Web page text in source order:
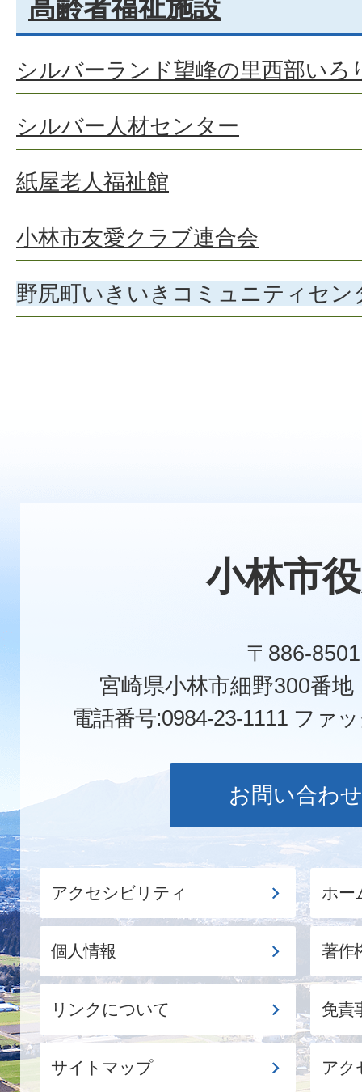
高齢者福祉施設
シルバーランド望峰の里西部いろ
シルバー人材センター
紙屋老人福祉館
小林市友愛クラブ連合会
野尻町いきいきコミュニティセン
小林市
〒886-8501
宮崎県小林市細野300番
電話番号:0984-23-1111 ファ
お問い合わせ
アクセシビリティ ホー
個人情報 著作
リンクについて 免責
サイトマップ アク